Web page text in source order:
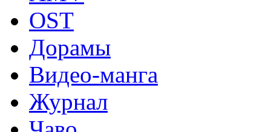
OST
Дорамы
Видео-манга
Журнал